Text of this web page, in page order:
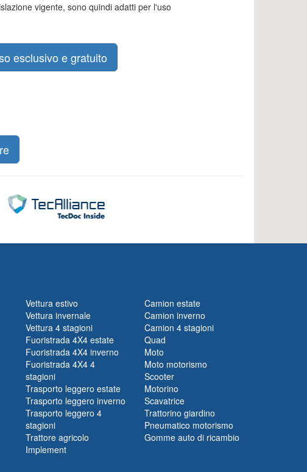
vigente, sono quindi adatti per l'uso
esclusivo e gratuito
Vettura estivo
Vettura invernale
Vettura 4 stagioni
Fuoristrada 4X4 estate
Fuoristrada 4X4 inverno
Fuoristrada 4X4 4
stagioni
Trasporto leggero estate
Trasporto leggero inverno
Trasporto leggero 4
stagioni
Trattore agricolo
Implement
Camion estate
Camion inverno
Camion 4 stagioni
Quad
Moto
Moto motorismo
Scooter
Motorino
Scavatrice
Trattorino giardino
Pneumatico motorismo
Gomme auto di ricambio